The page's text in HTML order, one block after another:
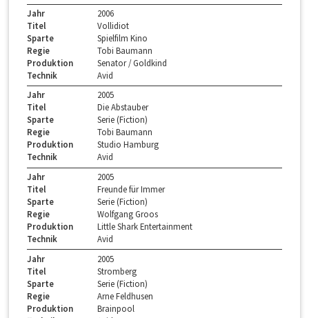
Jahr
2006
Titel
Vollidiot
Sparte
Spielfilm Kino
Regie
Tobi Baumann
Produktion
Senator / Goldkind
Technik
Avid
Jahr
2005
Titel
Die Abstauber
Sparte
Serie (Fiction)
Regie
Tobi Baumann
Produktion
Studio Hamburg
Technik
Avid
Jahr
2005
Titel
Freunde für Immer
Sparte
Serie (Fiction)
Regie
Wolfgang Groos
Produktion
Little Shark Entertainment
Technik
Avid
Jahr
2005
Titel
Stromberg
Sparte
Serie (Fiction)
Regie
Arne Feldhusen
Produktion
Brainpool